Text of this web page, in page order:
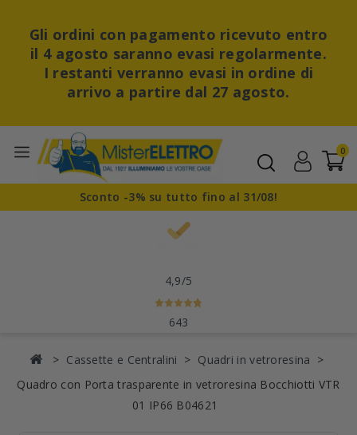
Gli ordini con pagamento ricevuto entro
il 4 agosto saranno evasi regolarmente.
I restanti verranno evasi in ordine di
arrivo a partire dal 27 agosto.
0
Sconto -3% su tutto fino al 31/08!
4,9/5
643
Cassette e Centralini
Quadri in vetroresina
Quadro con Porta trasparente in vetroresina Bocchiotti VTR
01 IP66 B04621